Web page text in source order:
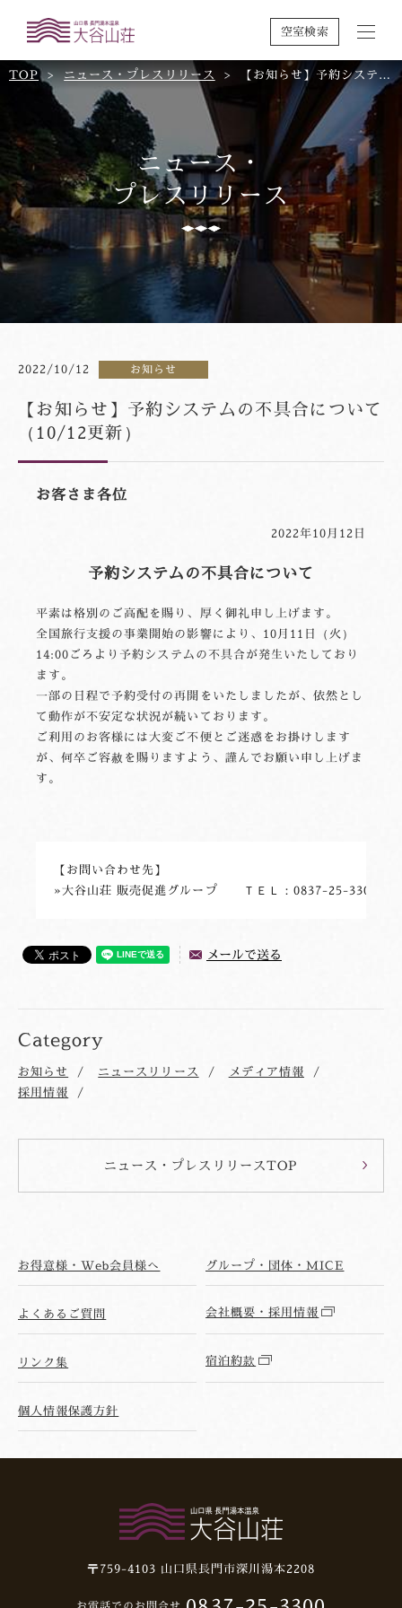
空室検索
TOP ニュース・プレスリリース 【お知らせ】予約システムの不具合について（10/12更新）
ニュース・
プレスリリース
2022/10/12 お知らせ
【お知らせ】予約システムの不具合について
（10/12更新）
お客さま各位
2022年10月12日
予約システムの不具合について
平素は格別のご高配を賜り、厚く御礼申し上げます。
全国旅行支援の事業開始の影響により、10月11日（火）
14:00ごろより予約システムの不具合が発生いたしており
ます。
一部の日程で予約受付の再開をいたしましたが、依然とし
て動作が不安定な状況が続いております。
ご利用のお客様には大変ご不便とご迷惑をお掛けします
が、何卒ご容赦を賜りますよう、謹んでお願い申し上げま
す。
【お問い合わせ先】
メールで送る
Category
お知らせ ニュースリリース
メディア情報
採用情報
ニュース・プレスリリースTOP
お得意様・Web会員様へ グループ・団体・MICE
よくあるご質問 会社概要・採用情報
リンク集 宿泊約款
個人情報保護方針
〒759-4103 山口県長門市深川湯本2208